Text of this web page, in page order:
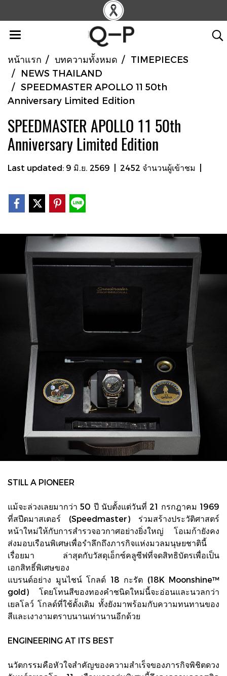
หน้าแรก บทความทั้งหมด
TIMEPIECES
NEWS THAILAND
SPEEDMASTER APOLLO 11 50th
Anniversary Limited Edition
SPEEDMASTER APOLLO 11 50th
Anniversary Limited Edition
Last updated: 9 มิ.ย. 2569 2452 จำนวนผู้เข้าชม
STILL A PIONEER
แม้จะล่วงเลยมากว่า 50 ปี นับตั้งแต่วันที่ 21 กรกฎาคม 1969
ที่สปีดมาสเตอร์ (Speedmaster) ร่วมสร้างประวัติศาสตร์
หน้าใหม่ให้กับการสำรวจอวกาศอย่างยิ่งใหญ่ โอเมก้ายังคง
ส่งมอบเรือนพิเศษเพื่อรำลึกถึงภารกิจแห่งมวลมนุษยชาตินี้
เรื่อยมา ล่าสุดกับวัสดุเอ็กซ์คลูซีฟที่จดสิทธิบัตรเพื่อเป็น
เอกสิทธิ์พิเศษของ
แบรนด์อย่าง มูนไชน์ โกลด์ 18 กะรัต (18K Moonshine™
gold) โดยโทนสีของทองคำชนิดใหม่นี้จะอ่อนและนวลกว่า
เยลโลว์ โกลด์ที่ใช้ดั้งเดิม ทั้งยังมาพร้อมกับความทนทานของ
สีและเงางามตราบนานเท่านานอีกด้วย
ENGINEERING AT ITS BEST
นวัตกรรมคือหัวใจสำคัญของความสำเร็จของภารกิจพิชิตดวง